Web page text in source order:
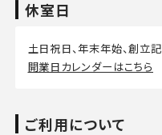
休室日
土日祝日、年末年始、創立
開業日カレンダーはこちら
ご利用について